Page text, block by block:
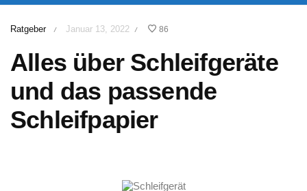
Ratgeber / Januar 13, 2022 / 86
Alles über Schleifgeräte
und das passende
Schleifpapier